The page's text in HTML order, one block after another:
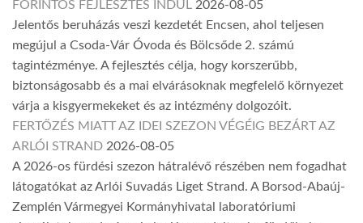
FORINTOS FEJLESZTÉS INDUL 2026-08-05
Jelentős beruházás veszi kezdetét Encsen, ahol teljesen
megújul a Csoda-Vár Óvoda és Bölcsőde 2. számú
tagintézménye. A fejlesztés célja, hogy korszerűbb,
biztonságosabb és a mai elvárásoknak megfelelő környezet
várja a kisgyermekeket és az intézmény dolgozóit.
FERTŐZÉS MIATT AZ IDEI SZEZON VÉGÉIG BEZÁRT AZ
ARLÓI STRAND 2026-08-05
A 2026-os fürdési szezon hátralévő részében nem fogadhat
látogatókat az Arlói Suvadás Liget Strand. A Borsod-Abaúj-
Zemplén Vármegyei Kormányhivatal laboratóriumi